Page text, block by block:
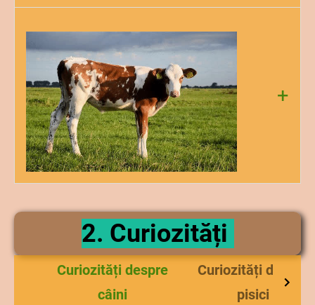
de viață pentru caprine este cuprinsă între 15 și 18
ani.Un exemplar a avut chiar 24 ani.Caprele sunt
extrem de curioase și inteligente. Cele mai multe
capre, în mod natural, au două coarne, de diferite
forme și mărimi în funcție de rasă. Caprele sunt
rumegătoare.
+
subordinului Ruminantia (rumegătoarele). Vacile
sunt crescute pentru carne piele și lapte, precum și
ca animale de tracțiune.Vaca are corpul acoperit cu
păr scurt, culoarea variind după rasă. Capul are un
bot lung cu buze umede, pe ele găsindu-se nările.
Animalul are urechi mobile și ochii mari. De gât
2. Curiozități
Curiozități despre
câini
Curiozități despre
pisici